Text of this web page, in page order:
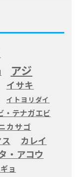
アジ
イサキ
イトヨリダイ
・テナガエビ
カサゴ
カレイ
・アコウ
ョ